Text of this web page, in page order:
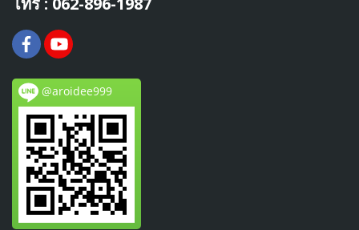
@aroidee999